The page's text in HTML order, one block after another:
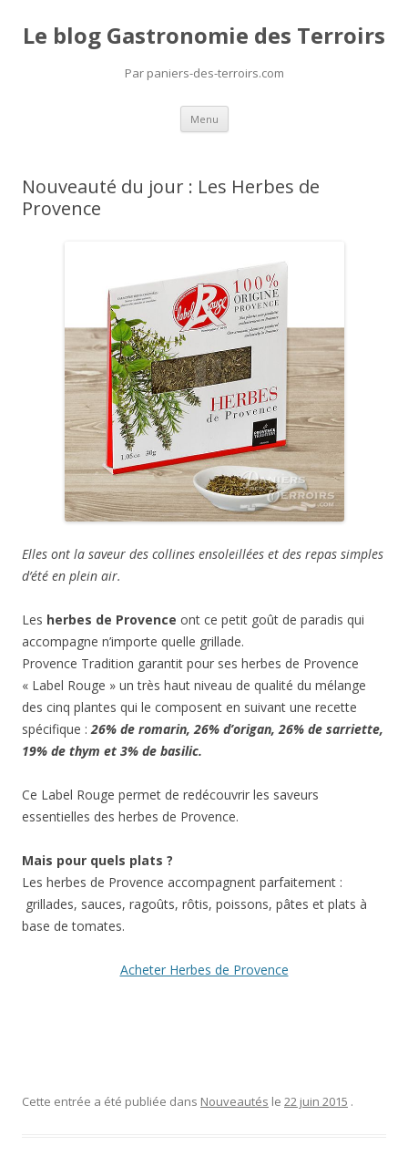
Le blog Gastronomie des Terroirs
Par paniers-des-terroirs.com
Menu Aller
contenu
Nouveauté du jour : Les Herbes de
Provence
Elles ont la saveur des collines ensoleillées et des repas simples
d’été en plein air.
Les herbes de Provence ont ce petit goût de paradis qui
accompagne n’importe quelle grillade.
Provence Tradition garantit pour ses herbes de Provence
« Label Rouge » un très haut niveau de qualité du mélange
des cinq plantes qui le composent en suivant une recette
spécifique :26% de romarin, 26% d’origan, 26% de sarriette,
19% de thym et 3% de basilic.
Ce Label Rouge permet de redécouvrir les saveurs
essentielles des herbes de Provence.
Mais pour quels plats ?
Les herbes de Provence accompagnent parfaitement :
grillades, sauces, ragoûts, rôtis, poissons, pâtes et plats à
base de tomates.
Acheter Herbes de Provence
Cette entrée a été publiée dans Nouveautés le 22 juin 2015 .